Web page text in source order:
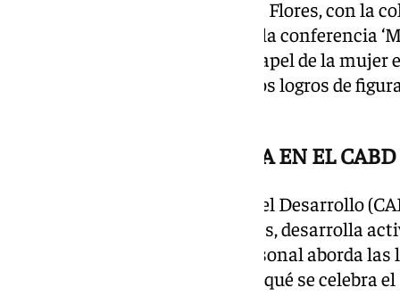
Saleh Hussein y Carmen García Flores, con la
Árabes e Islámicos, impartirán la conferencia
En esta sesión, se abordará el papel de la
ámbito científico, destacando los logros de
DIVULGACIÓN CIENTÍFICA EN EL CABD
El Centro Andaluz de Biología del Desarrollo
celebraciones de esta efemérides, desarrolla
talleres o charlas, donde su personal aborda
centro sin dejar de recordar por qué se celebra el